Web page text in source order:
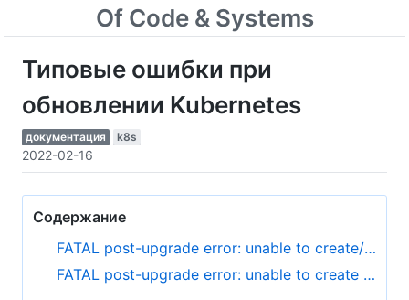
Of Code & Systems
Типовые ошибки при
обновлении Kubernetes
документация k8s
2022-02-16
Содержание
FATAL post-upgrade error: unable to create/update the DNS service: services “kube-dns” not found
FATAL post-upgrade error: unable to create deployment: Post "https://127.0.0.1:6443/apis/apps/v1/namespaces/kube-system/deployments?timeout=10s": net/http: request canceled (Client.Timeout exceeded while awaiting headers)